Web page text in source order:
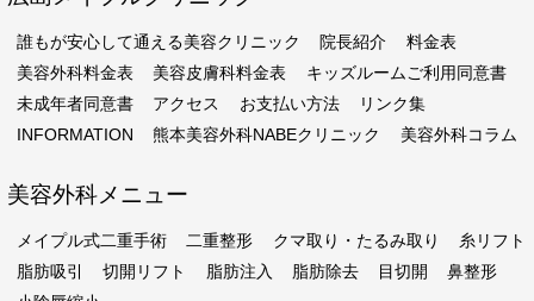
誰もが安心して通える美容クリニック 院長紹介
料金表
美容外科料金表
美容皮膚科料金表
キッズルームご利用同意書
未成年者同意書
アクセス お支払い方法
リンク集
INFORMATION
熊本美容外科NABEクリニック 美容外科コラム
美容外科メニュー
メイプル式二重手術 二重整形 クマ取り・たるみ取り
糸リフト
脂肪吸引
切開リフト 脂肪注入 脂肪除去 目切開
鼻整形